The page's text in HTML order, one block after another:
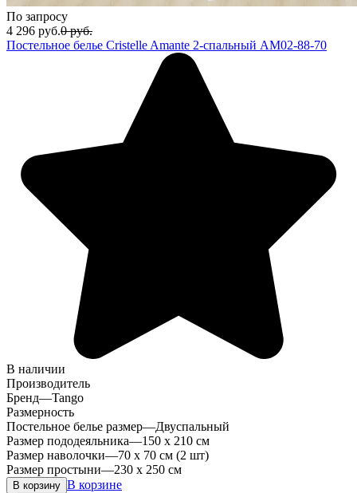
По запросу
4 296 руб.0 руб.
Постельное белье Cristelle Amante 2-спальный AM02-88-70
В наличии
Производитель
Бренд—Tango
Размерность
Постельное белье размер—Двуспальный
Размер пододеяльника—150 х 210 см
Размер наволочки—70 х 70 см (2 шт)
Размер простыни—230 х 250 см
В корзину В корзине